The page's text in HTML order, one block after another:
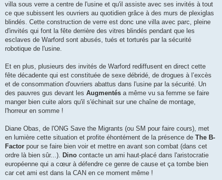
villa sous verre a centre de l'usine et qu'il assiste avec ses invités à tout
ce que subissent les ouvriers au quotidien grâce à des murs de plexiglas
blindés. Cette construction de verre est donc une villa avec parc, pleine
d'invités qui font la fête derrière des vitres blindés pendant que les
esclaves de Warford sont abusés, tués et torturés par la sécurité
robotique de l'usine.
Et en plus, plusieurs des invités de Warford rediffusent en direct cette
fête décadente qui est constituée de sexe débridé, de drogues à l’excès
et de consommation d'ouvriers abattus dans l'usine par la sécurité. Un
des pauvres gus devant les Augmentés a même vu sa femme se faire
manger bien cuite alors qu'il s'échinait sur une chaîne de montage,
l'horreur en somme !
Diane Obas, de l'ONG Save the Migrants (ou SM pour faire cours), met
en lumière cette situation et profite éhontément de la présence de The B-
Factor pour se faire bien voir et mettre en avant son combat (dans cet
ordre là bien sûr...). Dino contacte un ami haut-placé dans l'aristocratie
européenne qui a cœur à défendre ce genre de cause et ça tombe bien
car cet ami est dans la CAN en ce moment même !